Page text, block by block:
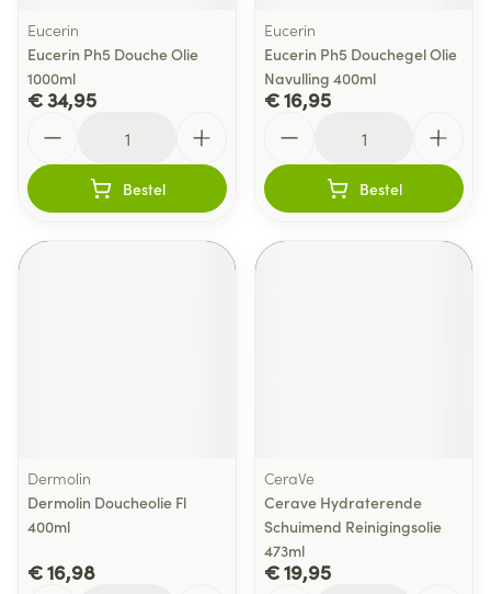
Eucerin
Eucerin Ph5 Douche Olie
1000ml
€ 34,95
Bestel
Eucerin
Eucerin Ph5 Douchegel Olie
Navulling 400ml
€ 16,95
Bestel
Dermolin
Dermolin Doucheolie Fl
400ml
€ 16,98
CeraVe
Cerave Hydraterende
Schuimend Reinigingsolie
473ml
€ 19,95